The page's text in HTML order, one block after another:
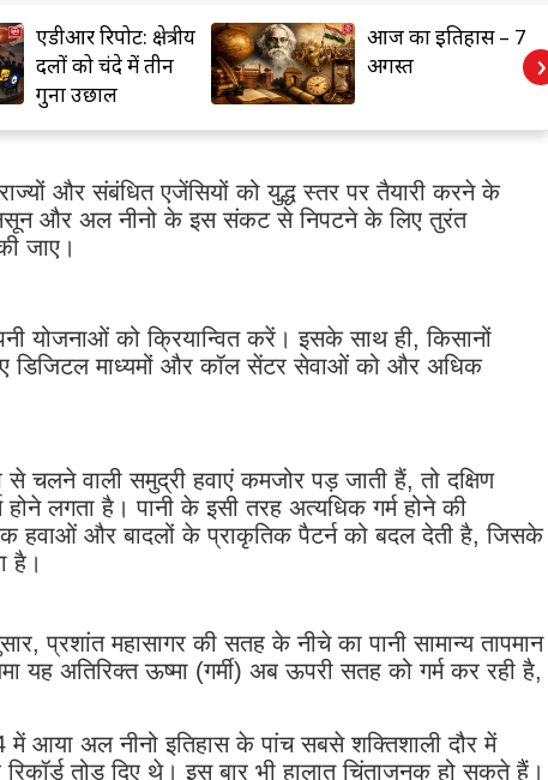
एडीआर रिपोर्ट: क्षेत्रीय
दलों को चंदे में तीन
गुना उछाल
आज का इतिहास – 7
अगस्त
›
और संबंधित एजेंसियों को युद्ध स्तर पर तैयारी करने के
और अल नीनो के इस संकट से निपटने के लिए तुरंत
जाए।
योजनाओं को क्रियान्वित करें। इसके साथ ही, किसानों
डिजिटल माध्यमों और कॉल सेंटर सेवाओं को और अधिक
चलने वाली समुद्री हवाएं कमजोर पड़ जाती हैं, तो दक्षिण
होने लगता है।पानी के इसी तरह अत्यधिक गर्म होने की
हवाओं और बादलों के प्राकृतिक पैटर्न को बदल देती है, जिसके
है।
प्रशांत महासागर की सतह के नीचे का पानी सामान्य तापमान
यह अतिरिक्त ऊष्मा (गर्मी) अब ऊपरी सतह को गर्म कर रही है,
अल नीनो इतिहास के पांच सबसे शक्तिशाली दौर में
तोड़ दिए थे। इस बार भी हालात चिंताजनक हो सकते हैं।